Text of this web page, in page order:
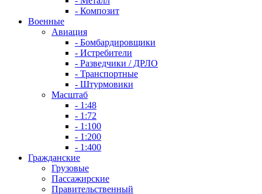
- Композит
Военные
Авиация
- Бомбардировщики
- Истребители
- Разведчики / ДРЛО
- Транспортные
- Штурмовики
Масштаб
- 1:48
- 1:72
- 1:100
- 1:200
- 1:400
Гражданские
Грузовые
Пассажирские
Правительственный